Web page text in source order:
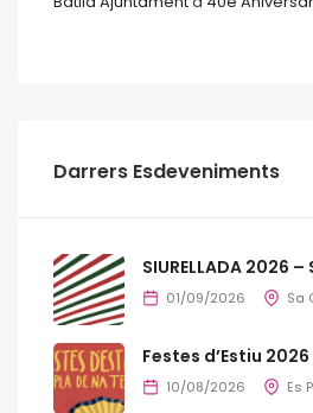
Darrers Esdeveniments
SIURELLADA 2026 –
01/09/2026 Sa
Festes d’Estiu
10/08/2026 Es